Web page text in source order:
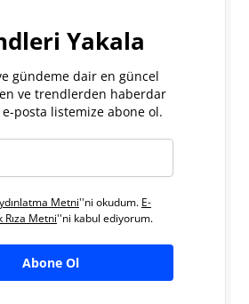
Yakala
gündeme dair en güncel
ve trendlerden haberdar
posta listemize abone ol.
Metni''ni okudum. E-
Rıza Metni''ni kabul ediyorum.
Abone Ol